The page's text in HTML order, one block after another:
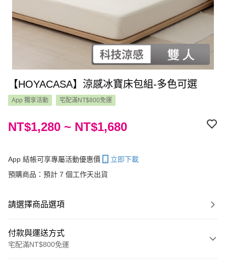
【HOYACASA】涼感冰寶床包組-多色可選
App 獨享活動 宅配滿NT$800免運
NT$1,280 ~ NT$1,680
App 結帳可享專屬活動優惠價
立即下載
預購商品：預計 7 個工作天出貨
請選擇商品選項
付款與運送方式
宅配滿NT$800免運